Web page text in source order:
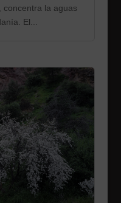
concentra la aguas
El...